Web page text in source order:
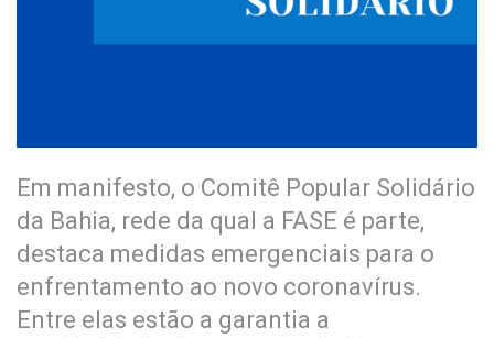
Em manifesto, o Comitê Popular Solidário
da Bahia, rede da qual a FASE é parte,
destaca medidas emergenciais para o
enfrentamento ao novo coronavírus.
Entre elas estão a garantia a